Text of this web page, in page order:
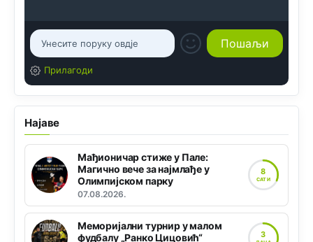
Прилагоди
Најаве
Мађионичар стиже у Пале:
Магично вече за најмлађе у
Олимпијском парку
07.08.2026.
8
САТИ
Меморијални турнир у малом
фудбалу „Ранко Цицовић“
3